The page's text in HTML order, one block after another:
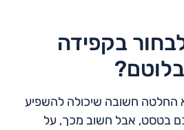
בקפידה
החלטה חשובה שיכולה להשפיע
בטסט, אבל חשוב מכך, על